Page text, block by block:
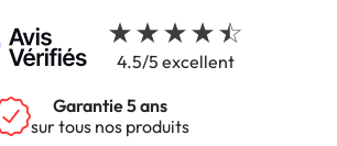
4.5/5 excellent
Garantie 5 ans
sur tous nos produits